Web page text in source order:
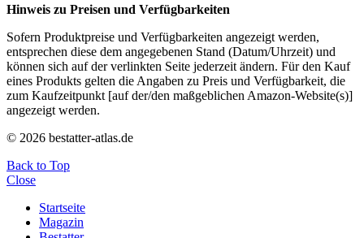
Hinweis zu Preisen und Verfügbarkeiten
Sofern Produktpreise und Verfügbarkeiten angezeigt werden,
entsprechen diese dem angegebenen Stand (Datum/Uhrzeit) und
können sich auf der verlinkten Seite jederzeit ändern. Für den Kauf
eines Produkts gelten die Angaben zu Preis und Verfügbarkeit, die
zum Kaufzeitpunkt [auf der/den maßgeblichen Amazon-Website(s)]
angezeigt werden.
© 2026 bestatter-atlas.de
Back to Top
Close
Startseite
Magazin